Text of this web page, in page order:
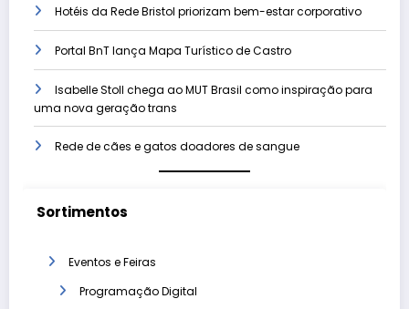
Hotéis da Rede Bristol priorizam bem-estar corporativo
Portal BnT lança Mapa Turístico de Castro
Isabelle Stoll chega ao MUT Brasil como inspiração para
uma nova geração trans
Rede de cães e gatos doadores de sangue
Sortimentos
Eventos e Feiras
Programação Digital